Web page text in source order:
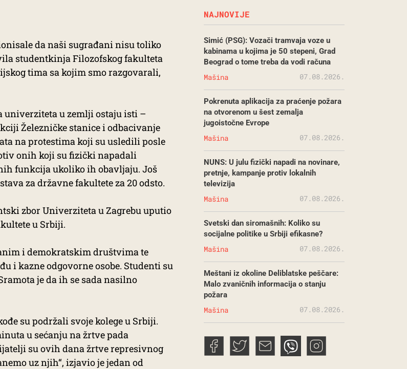
da naši sugrađani nisu toliko
studentkinja Filozofskog fakulteta
tima sa kojim smo razgovarali,
u zemlji ostaju isti –
Železničke stanice i odbacivanje
na protestima koji su usledili posle
onih koji su fizički napadali
funkcija ukoliko ih obavljaju. Još
za državne fakultete za 20 odsto.
zbor Univerziteta u Zagrebu uputio
u Srbiji.
i demokratskim društvima te
i kazne odgovorne osobe. Studenti su
je da ih se sada nasilno
su podržali svoje kolege u Srbiji.
u sećanju na žrtve pada
su ovih dana žrtve represivnog
uz njih“, izjavio je jedan od
NAJNOVIJE
Simić (PSG): Vozači tramvaja voze u
kabinama u kojima je 50 stepeni, Grad
Beograd o tome treba da vodi računa
Mašina 07.08.2026.
Pokrenuta aplikacija za praćenje požara
na otvorenom u šest zemalja
jugoistočne Evrope
Mašina 07.08.2026.
NUNS: U julu fizički napadi na novinare,
pretnje, kampanje protiv lokalnih
televizija
Mašina 07.08.2026.
Svetski dan siromašnih: Koliko su
socijalne politike u Srbiji efikasne?
Mašina 07.08.2026.
Meštani iz okoline Deliblatske peščare:
Malo zvaničnih informacija o stanju
požara
Mašina 07.08.2026.